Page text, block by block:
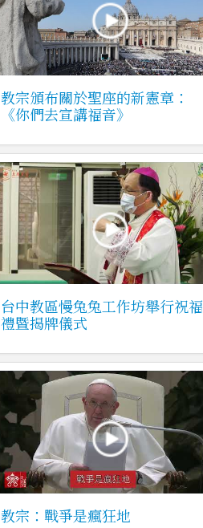
教宗頒布關於聖座的新憲章：
《你們去宣講福音》
台中教區慢兔兔工作坊舉行祝福
禮暨揭牌儀式
教宗：戰爭是瘋狂地